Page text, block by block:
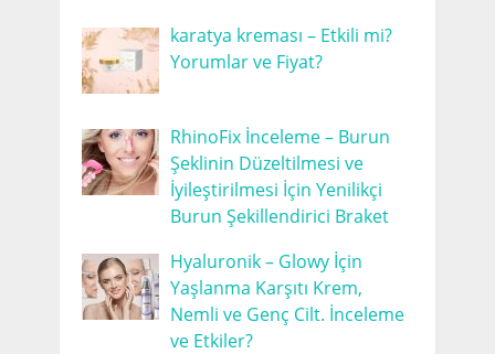
karatya kreması – Etkili mi?
Yorumlar ve Fiyat?
RhinoFix İnceleme – Burun
Şeklinin Düzeltilmesi ve
İyileştirilmesi İçin Yenilikçi
Burun Şekillendirici Braket
Hyaluronik – Glowy İçin
Yaşlanma Karşıtı Krem,
Nemli ve Genç Cilt. İnceleme
ve Etkiler?